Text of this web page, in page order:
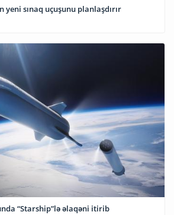
yeni sınaq uçuşunu planlaşdırır
“Starship”lə əlaqəni itirib